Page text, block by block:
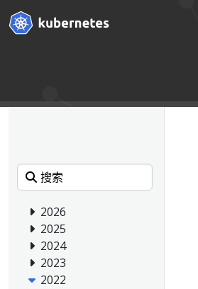
2026
2025
2024
2023
2022